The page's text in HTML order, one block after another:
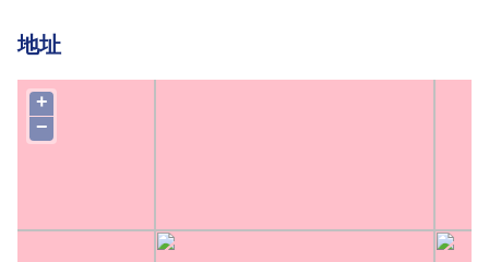
地址
+
−